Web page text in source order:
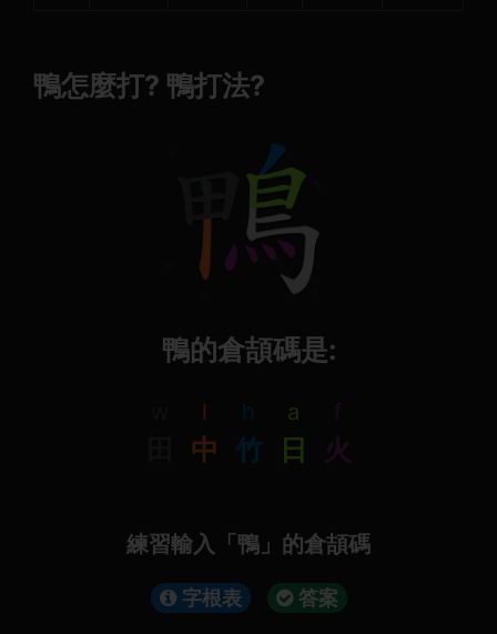
鴨怎麼打? 鴨打法?
鴨的倉頡碼是:
l
中
h
竹
a
日
f
火
練習輸入「鴨」的倉頡碼
字根表 答案